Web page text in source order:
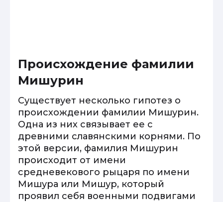
Происхождение фамилии
Мишурин
Существует несколько гипотез о
происхождении фамилии Мишурин.
Одна из них связывает ее с
древними славянскими корнями. По
этой версии, фамилия Мишурин
происходит от имени
средневекового рыцаря по имени
Мишура или Мишур, который
проявил себя военными подвигами